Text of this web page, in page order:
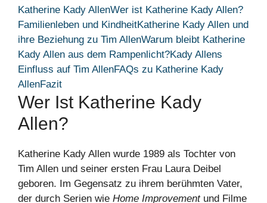
Katherine Kady AllenWer ist Katherine Kady Allen?
Familienleben und KindheitKatherine Kady Allen und
ihre Beziehung zu Tim AllenWarum bleibt Katherine
Kady Allen aus dem Rampenlicht?Kady Allens
Einfluss auf Tim AllenFAQs zu Katherine Kady
AllenFazit
Wer Ist Katherine Kady
Allen?
Katherine Kady Allen wurde 1989 als Tochter von
Tim Allen und seiner ersten Frau Laura Deibel
geboren. Im Gegensatz zu ihrem berühmten Vater,
der durch Serien wie Home Improvementund Filme